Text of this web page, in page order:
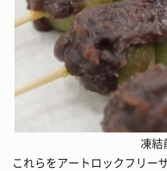
凍結
これらをアートロックフリー